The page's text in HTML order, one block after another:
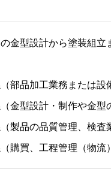
金型設計から塗装組立
部品加工業務または設
（金型設計・制作や金
製品の品質管理、検査
（購買、工程管理（物